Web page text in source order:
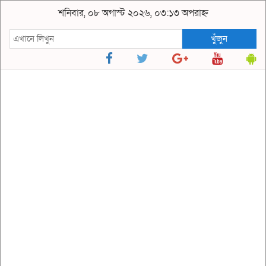
শনিবার, ০৮ অগাস্ট ২০২৬, ০৩:১৩ অপরাহ্ন
খুঁজুন